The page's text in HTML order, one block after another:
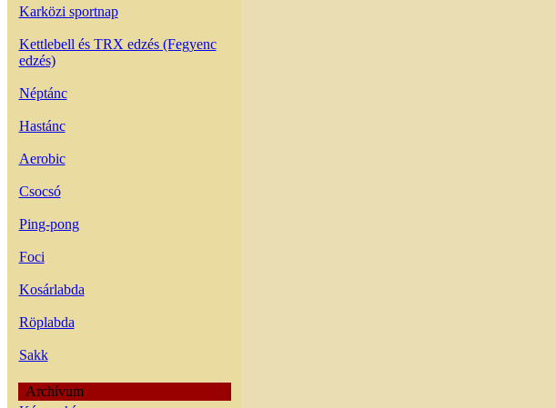
Karközi sportnap
Kettlebell és TRX edzés (Fegyenc
edzés)
Néptánc
Hastánc
Aerobic
Csocsó
Ping-pong
Foci
Kosárlabda
Röplabda
Sakk
Archívum